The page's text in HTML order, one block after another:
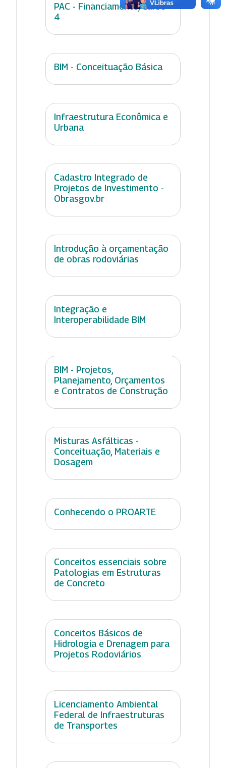
PAC - Financiamento/Curso
4
BIM - Conceituação Básica
Infraestrutura Econômica e
Urbana
Cadastro Integrado de
Projetos de Investimento -
Obrasgov.br
Introdução à orçamentação
de obras rodoviárias
Integração e
Interoperabilidade BIM
BIM - Projetos,
Planejamento, Orçamentos
e Contratos de Construção
Misturas Asfálticas -
Conceituação, Materiais e
Dosagem
Conhecendo o PROARTE
Conceitos essenciais sobre
Patologias em Estruturas
de Concreto
Conceitos Básicos de
Hidrologia e Drenagem para
Projetos Rodoviários
Licenciamento Ambiental
Federal de Infraestruturas
de Transportes